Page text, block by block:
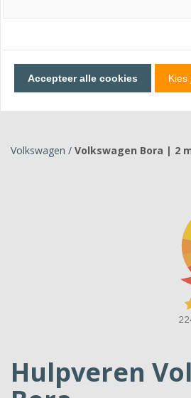
Bekijk
Volkswagen / Volkswagen Bora | 2
Hulpveren
Accepteer alle cookies Kies